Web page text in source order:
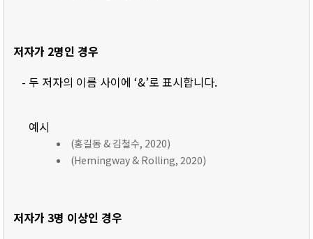
저자가 2명인 경우
- 두 저자의 이름 사이에 ‘&’로 표시합니다.
예시
(홍길동 & 김철수, 2020)
(Hemingway & Rolling, 2020)
저자가 3명 이상인 경우